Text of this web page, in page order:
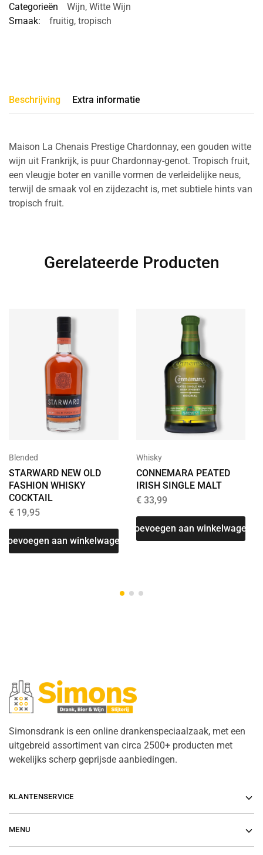
Categorieën
Wijn, Witte Wijn
Smaak:
fruitig, tropisch
Beschrijving Extra informatie
Maison La Chenais Prestige Chardonnay, een gouden witte
wijn uit Frankrijk, is puur Chardonnay-genot. Tropisch fruit,
een vleugje boter en vanille vormen de verleidelijke neus,
terwijl de smaak vol en zijdezacht is, met subtiele hints van
tropisch fruit.
Gerelateerde Producten
Blended
STARWARD NEW OLD
FASHION WHISKY
COCKTAIL
€ 19,95
Toevoegen aan winkelwagen
Whisky
CONNEMARA PEATED
IRISH SINGLE MALT
€33,99
Toevoegen aan winkelwagen
Simonsdrank is een online drankenspeciaalzaak, met een
uitgebreid assortiment van circa 2500+ producten met
wekelijks scherp geprijsde aanbiedingen.
KLANTENSERVICE
MENU